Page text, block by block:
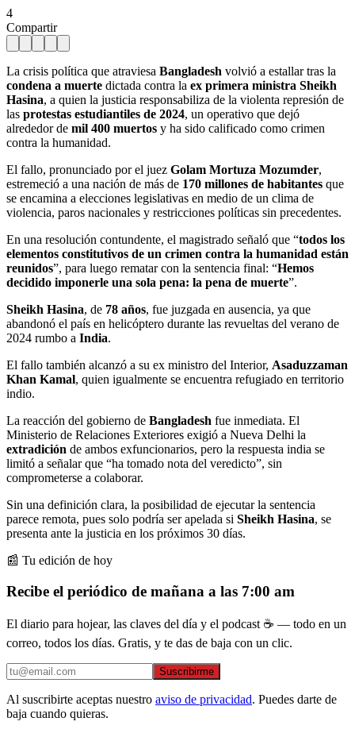
4
Compartir
La crisis política que atraviesa Bangladesh volvió a estallar tras la
condena a muerte dictada contra la ex primera ministra Sheikh
Hasina, a quien la justicia responsabiliza de la violenta represión de
las protestas estudiantiles de 2024, un operativo que dejó
alrededor de mil 400 muertos y ha sido calificado como crimen
contra la humanidad.
El fallo, pronunciado por el juez Golam Mortuza Mozumder,
estremeció a una nación de más de 170 millones de habitantes que
se encamina a elecciones legislativas en medio de un clima de
violencia, paros nacionales y restricciones políticas sin precedentes.
En una resolución contundente, el magistrado señaló que “todos los
elementos constitutivos de un crimen contra la humanidad están
reunidos”, para luego rematar con la sentencia final: “Hemos
decidido imponerle una sola pena: la pena de muerte”.
Sheikh Hasina, de 78 años, fue juzgada en ausencia, ya que
abandonó el país en helicóptero durante las revueltas del verano de
2024 rumbo a India.
El fallo también alcanzó a su ex ministro del Interior, Asaduzzaman
Khan Kamal, quien igualmente se encuentra refugiado en territorio
indio.
La reacción del gobierno de Bangladesh fue inmediata. El
Ministerio de Relaciones Exteriores exigió a Nueva Delhi la
extradición de ambos exfuncionarios, pero la respuesta india se
limitó a señalar que “ha tomado nota del veredicto”, sin
comprometerse a colaborar.
Sin una definición clara, la posibilidad de ejecutar la sentencia
parece remota, pues solo podría ser apelada si Sheikh Hasina, se
presenta ante la justicia en los próximos 30 días.
📰 Tu edición de hoy
Recibe el periódico de mañana a las 7:00 am
El diario para hojear, las claves del día y el podcast ☕ — todo en un
correo, todos los días. Gratis, y te das de baja con un clic.
Suscribirme
Al suscribirte aceptas nuestro aviso de privacidad. Puedes darte de
baja cuando quieras.